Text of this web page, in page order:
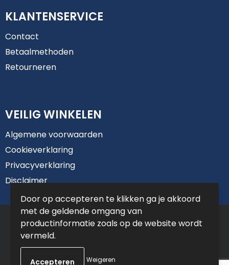
KLANTENSERVICE
Contact
Betaalmethoden
Retourneren
VEILIG WINKELEN
Algemene voorwaarden
Cookieverklaring
Privacyverklaring
Disclaimer
© Copyright De Jong Reclame 2025
Door op accepteren te klikken ga je akkoord
met de geldende omgang van
productinformatie zoals op de website wordt
vermeld.
Weigeren